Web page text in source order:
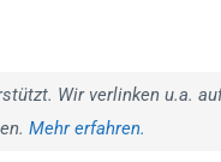
Wir verlinken u.a.
Mehr erfahren.